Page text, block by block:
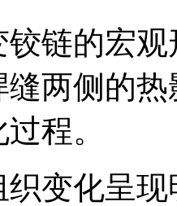
链的宏
缝两侧的
程。
变化呈